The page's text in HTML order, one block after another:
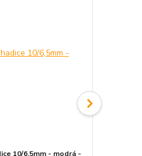
10/6,5mm - modrá -